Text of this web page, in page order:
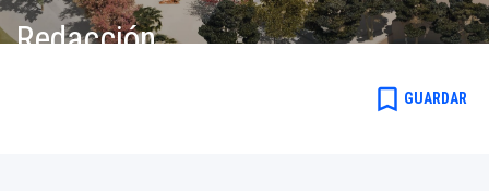
Redacción .
bookmark_border GUARDAR